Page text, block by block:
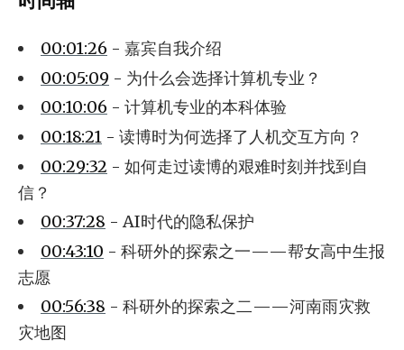
00:01:26 - 嘉宾自我介绍
00:05:09 - 为什么会选择计算机专业？
00:10:06 - 计算机专业的本科体验
00:18:21 - 读博时为何选择了人机交互方向？
00:29:32 - 如何走过读博的艰难时刻并找到自
信？
00:37:28 - AI时代的隐私保护
00:43:10 - 科研外的探索之一——帮女高中生报
志愿
00:56:38 - 科研外的探索之二——河南雨灾救
灾地图